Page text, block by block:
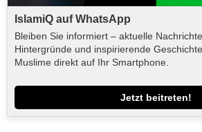
IslamiQ auf WhatsApp
Bleiben Sie informiert – aktuelle
Hintergründe und inspirierende
Muslime direkt auf Ihr Smartphone.
Jetzt beitreten!